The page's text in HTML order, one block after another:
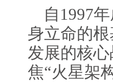
自1997
身立命的
发展的核
焦“火星架